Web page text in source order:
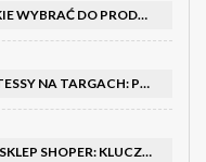
RODZAJE FALCAREK I BIGÓWEK: JAKIE WYBRAĆ DO PRODUKCJI?
JAK SKUTECZNIE PROWADZIĆ HOSTESSY NA TARGACH: PORADNIK I SZKOLENIA
JAK SKUTECZNIE POZYCJONOWAĆ SKLEP SHOPER: KLUCZOWE KROKI I STRATEGIE